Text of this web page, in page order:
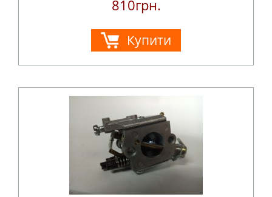
810грн.
Купити